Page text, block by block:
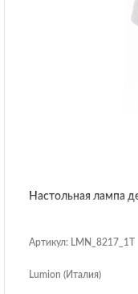
Настольная лампа
Артикул: LMN_8217_1T
Lumion (Италия)